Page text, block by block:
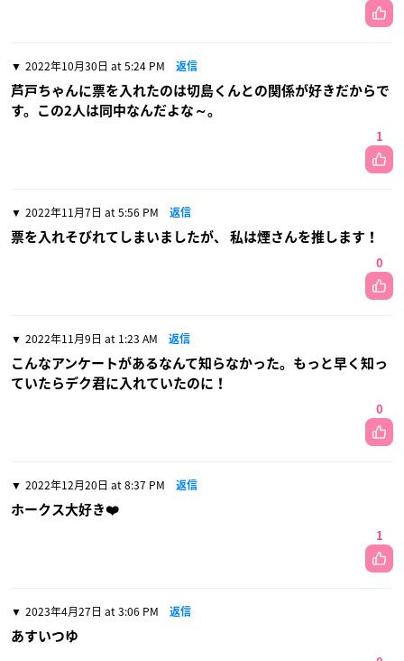
2022年10月30日 at 5:24 PM 返信
芦戸ちゃんに票を入れたのは切島くんとの関係が好きだからで
す。この2人は同中なんだよな～。
1
2022年11月7日 at 5:56 PM 返信
票を入れそびれてしまいましたが、 私は煙さんを推します！
0
2022年11月9日 at 1:23 AM 返信
こんなアンケートがあるなんて知らなかった。もっと早く知っ
ていたらデク君に入れていたのに！
0
2022年12月20日 at 8:37 PM 返信
ホークス大好き❤️
1
2023年4月27日 at 3:06 PM 返信
あすいつゆ